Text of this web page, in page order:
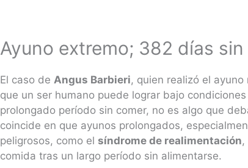
Ayuno extremo; 382 días
El caso de Angus Barbieri, quien realizó el
que un ser humano puede lograr bajo
prolongado período sin comer, no es algo que
coincide en que ayunos prolongados,
peligrosos, como elsíndrome de realimentación
comida tras un largo período sin alimentarse.